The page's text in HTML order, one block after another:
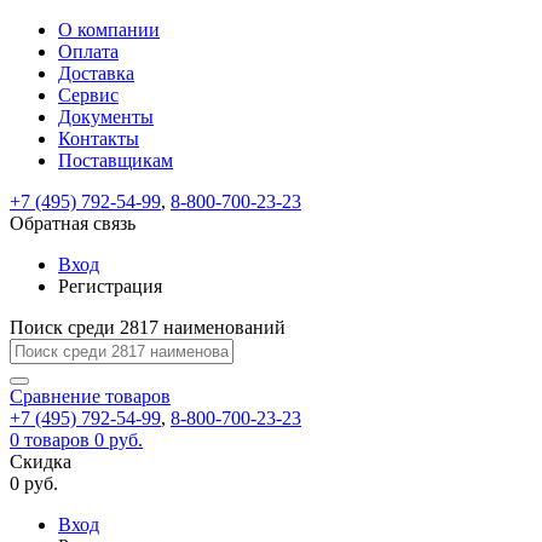
ВходРегистрация
Только
test@example.com
отправлена
по
ней
для
регистрации.
Ок
Только
Запомнить
меня
Забыли
Восстановление
пароля
Заполните
форму.
Мы
отправим
ссылку
на
указанный
электронный
адрес,
перейдя
по
которой
вы
новый
На
вашу
test@test.ru
отправлена
ссылка.
Перейдите
по
для
смены
пароля.
Введите
новый
пароль
Сменить
Пароль
успешно
Войти
Обратная
связь
Сообщение
пользовательского
соглашения
Ваше
сообщение
успешно
О компании
Оплата
Доставка
Сервис
Документы
Контакты
Поставщикам
+7 (495) 792-54-99, 8-800-700-23-23
Обратная связь
Вход
Регистрация
Поиск среди 2817 наименований
Сравнение товаров
+7 (495) 792-54-99, 8-800-700-23-23
0 товаров 0 руб.
Скидка
0 руб.
Вход